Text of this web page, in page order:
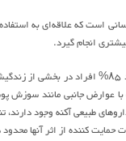
است که علاقه‌ای به
انجام گیرد.
آکنه یک بیماری شایع پوستی است
با عوارض جانبی مانند
طبیعی آکنه وجود
حمایت کننده از اثر آنها